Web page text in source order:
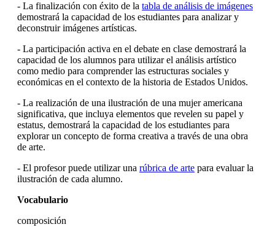
- La finalización con éxito de la tabla de análisis de imágenes
demostrará la capacidad de los estudiantes para analizar y
deconstruir imágenes artísticas.
- La participación activa en el debate en clase demostrará la
capacidad de los alumnos para utilizar el análisis artístico
como medio para comprender las estructuras sociales y
económicas en el contexto de la historia de Estados Unidos.
- La realización de una ilustración de una mujer americana
significativa, que incluya elementos que revelen su papel y
estatus, demostrará la capacidad de los estudiantes para
explorar un concepto de forma creativa a través de una obra
de arte.
- El profesor puede utilizar una rúbrica de arte para evaluar la
ilustración de cada alumno.
Vocabulario
composición